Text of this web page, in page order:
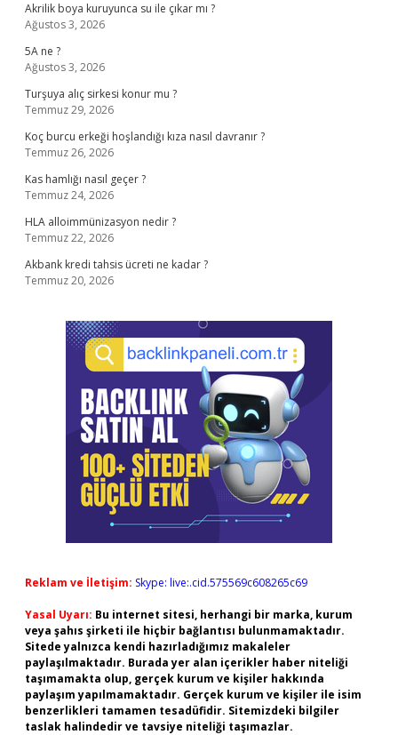
Akrilik boya kuruyunca su ile çıkar mı ?
Ağustos 3, 2026
5A ne ?
Ağustos 3, 2026
Turşuya alıç sirkesi konur mu ?
Temmuz 29, 2026
Koç burcu erkeği hoşlandığı kıza nasıl davranır ?
Temmuz 26, 2026
Kas hamlığı nasıl geçer ?
Temmuz 24, 2026
HLA alloimmünizasyon nedir ?
Temmuz 22, 2026
Akbank kredi tahsis ücreti ne kadar ?
Temmuz 20, 2026
Reklam ve İletişim: Skype: live:.cid.575569c608265c69
Yasal Uyarı: Bu internet sitesi, herhangi bir marka, kurum
veya şahıs şirketi ile hiçbir bağlantısı bulunmamaktadır.
Sitede yalnızca kendi hazırladığımız makaleler
paylaşılmaktadır. Burada yer alan içerikler haber niteliği
taşımamakta olup, gerçek kurum ve kişiler hakkında
paylaşım yapılmamaktadır. Gerçek kurum ve kişiler ile isim
benzerlikleri tamamen tesadüfidir. Sitemizdeki bilgiler
taslak halindedir ve tavsiye niteliği taşımazlar.